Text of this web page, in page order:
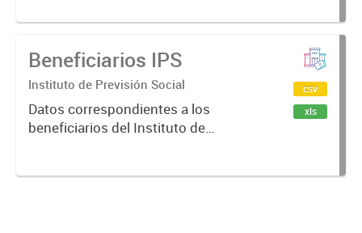
Beneficiarios IPS
Instituto de Previsión Social
Datos correspondientes a los
beneficiarios del Instituto de
csv
xls